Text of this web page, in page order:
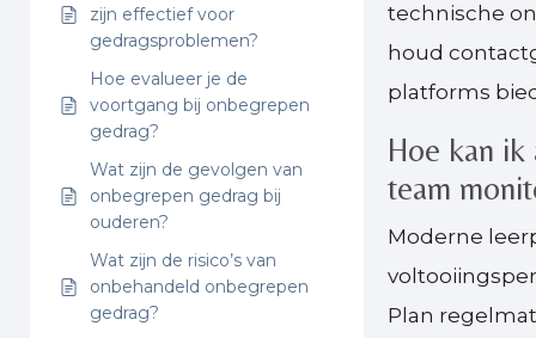
zijn effectief voor
gedragsproblemen?
Hoe evalueer je de
voortgang bij onbegrepen
gedrag?
Wat zijn de gevolgen van
onbegrepen gedrag bij
ouderen?
Wat zijn de risico’s van
onbehandeld onbegrepen
gedrag?
technische
houd
platforms
Hoe kan ik
team
Moderne
Plan